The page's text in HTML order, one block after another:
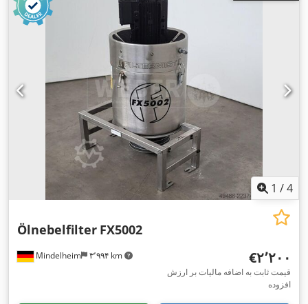
1 /4
Mindelheim ۳٬۹۹۴ km
Ölnebelfilter FX5002
‎€۲٬۲۰۰
قیمت ثابت به اضافه مالیات بر ارزش
افزوده